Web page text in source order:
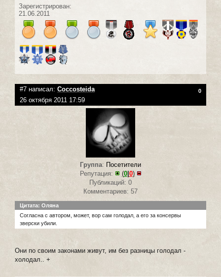
Зарегистрирован:
21.06.2011
#7 написал: Coccosteida 0
26 октября 2011 17:59
Группа: Посетители
Репутация:
(0| 0)
Публикаций: 0
Комментариев: 57
Цитата: Оляна
Согласна с автором, может, вор сам голодал, а его за консервы
зверски убили.
Они по своим законами живут, им без разницы голодал -
холодал.. +